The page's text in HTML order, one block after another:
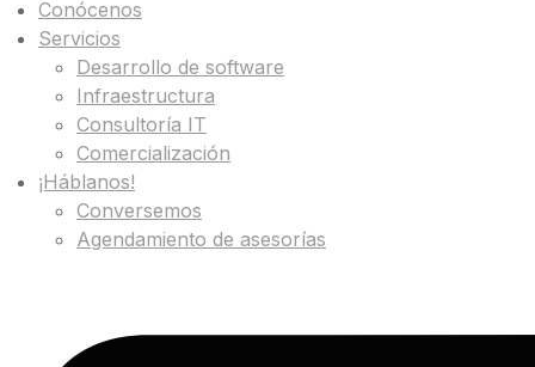
Conócenos
Servicios
Desarrollo de software
Infraestructura
Consultoría IT
Comercialización
¡Háblanos!
Conversemos
Agendamiento de asesorías